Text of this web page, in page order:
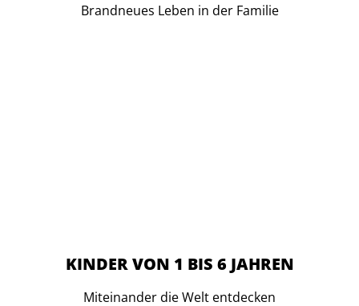
Brandneues Leben in der Familie
KINDER VON 1 BIS 6 JAHREN
Miteinander die Welt entdecken